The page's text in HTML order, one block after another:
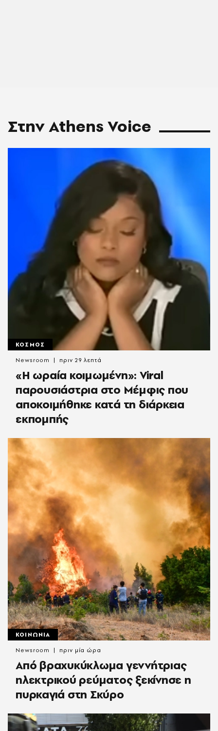
Στην Athens Voice
ΚΟΣΜΟΣ
«H ωραία κοιμωμένη»: Viral
παρουσιάστρια στο Μέμφις που
αποκοιμήθηκε κατά τη διάρκεια
εκπομπής
Newsroom πριν 29 λεπτά
ΚΟΙΝΩΝΙΑ
Από βραχυκύκλωμα γεννήτριας
ηλεκτρικού ρεύματος ξεκίνησε η
πυρκαγιά στη Σκύρο
Newsroom πριν μία ώρα